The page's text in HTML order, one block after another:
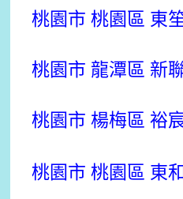
桃園市 桃園區 東
桃園市 龍潭區 新
桃園市 楊梅區 裕
桃園市 桃園區 東